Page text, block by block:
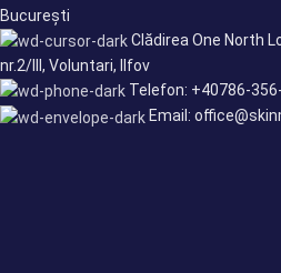
București
Clădirea One North
nr.2/III, Voluntari, Ilfov
Telefon: +40786-
Email: